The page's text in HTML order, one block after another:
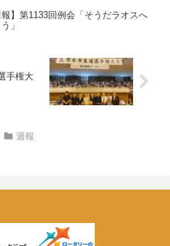
報】第1133回例会「そうだラオスへ
」
手権大
週報